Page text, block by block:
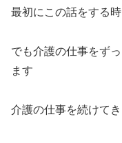
最初にこの話をする
でも介護の仕事をず
ます
介護の仕事を続けて